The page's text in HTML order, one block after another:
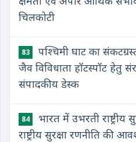
चिलकोटी
83
पश्चिमी घाट का
जैव विविधाता हॉटस्पॉट हेतु
संपादकीय डेस्क
84
भारत में उभरती राष्ट्रीय
राष्ट्रीय सुरक्षा रणनीति की